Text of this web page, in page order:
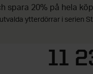
spara 20% på hela
ytterdörrar i serien